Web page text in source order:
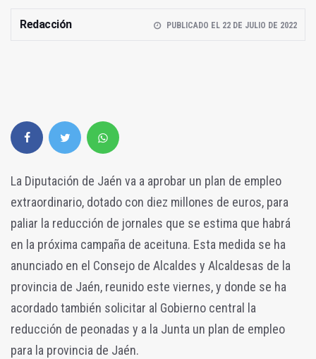
Redacción PUBLICADO EL 22 DE JULIO DE 2022
La Diputación de Jaén va a aprobar un plan de empleo
extraordinario, dotado con diez millones de euros, para
paliar la reducción de jornales que se estima que habrá
en la próxima campaña de aceituna. Esta medida se ha
anunciado en el Consejo de Alcaldes y Alcaldesas de la
provincia de Jaén, reunido este viernes, y donde se ha
acordado también solicitar al Gobierno central la
reducción de peonadas y a la Junta un plan de empleo
para la provincia de Jaén.